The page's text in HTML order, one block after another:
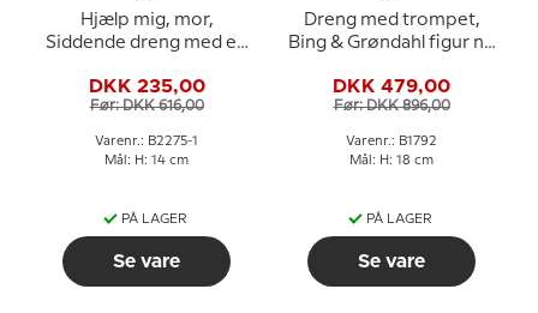
Hjælp mig, mor,
Siddende dreng med en
bukser, Bing & Grøndahl
figur nr. 2275
DKK 235,00
Før: DKK 616,00
Varenr.: B2275-1
Mål: H: 14 cm
PÅ LAGER
Se vare
Dreng med trompet,
Bing & Grøndahl figur nr.
DKK 479,00
Før: DKK 896,00
Varenr.: B1792
Mål: H: 18 cm
PÅ LAGER
Se vare